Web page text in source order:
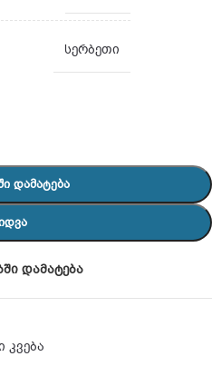
სერბეთი
ᲓᲐᲛᲐᲢᲔᲑᲐ
დამატება
კვება